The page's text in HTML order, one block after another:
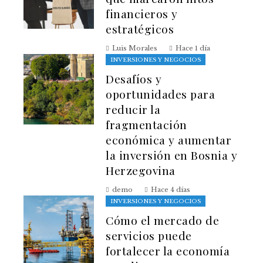
financieros y
estratégicos
Luis Morales Hace 1 día
INVERSIONES Y NEGOCIOS
Desafíos y
oportunidades para
reducir la
fragmentación
económica y aumentar
la inversión en Bosnia y
Herzegovina
demo Hace 4 días
INVERSIONES Y NEGOCIOS
Cómo el mercado de
servicios puede
fortalecer la economía